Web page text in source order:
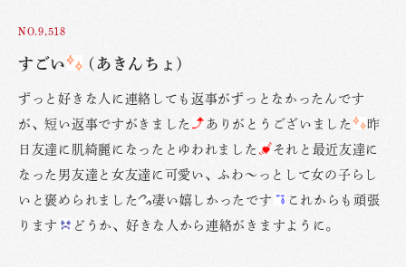
NO.9,518
すごい (あきんちょ)
ずっと好きな人に連絡しても返事がずっとなかったんです
が、短い返事ですがきました
ありがとうございました
昨
日友達に肌綺麗になったとゆわれました
それと最近友達に
なった男友達と女友達に可愛い、ふわ〜っとして女の子らし
いと褒められました
凄い嬉しかったです
これからも頑張
ります
どうか、好きな人から連絡がきますように。